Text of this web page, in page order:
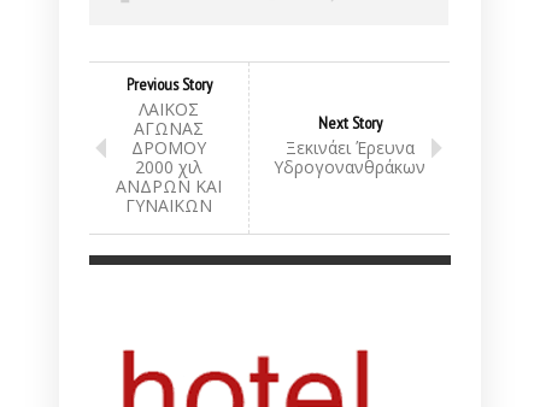
Previous Story
ΛΑΙΚΟΣ
ΑΓΩΝΑΣ
ΔΡΟΜΟΥ
2000 χιλ
ΑΝΔΡΩΝ ΚΑΙ
ΓΥΝΑΙΚΩΝ
Next Story
Ξεκινάει Έρευνα
Υδρογονανθράκων